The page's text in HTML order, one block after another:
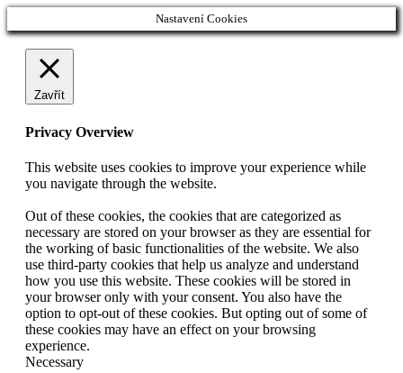
Nastavení Cookies
Zavřít
Privacy Overview
This website uses cookies to improve your experience while
you navigate through the website.
Out of these cookies, the cookies that are categorized as
necessary are stored on your browser as they are essential for
the working of basic functionalities of the website. We also
use third-party cookies that help us analyze and understand
how you use this website. These cookies will be stored in
your browser only with your consent. You also have the
option to opt-out of these cookies. But opting out of some of
these cookies may have an effect on your browsing
experience.
Necessary